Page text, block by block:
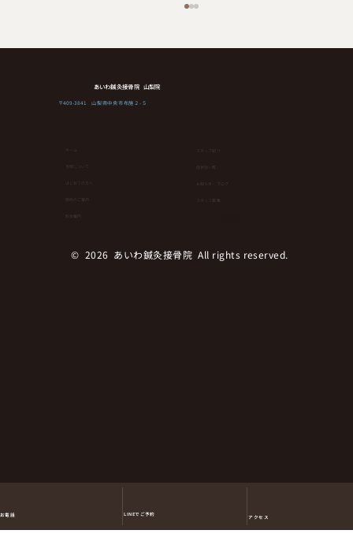
健康維持にもダイエットにも！簡単なの
にランニングやウオーキングより効果が
あいわ鍼灸接骨院 山梨院
〒409-3841 山梨県中央市布施２-５
ホーム
はじめての方へ
⁨⁩施術のご案内
料金案内
スタッフ紹介
症状別一覧
お知らせ・ブログ
スタッフ募集
© 2026 あいわ鍼灸接骨院 All rights reserved.︎
お電話 LINEでご予約 アクセス